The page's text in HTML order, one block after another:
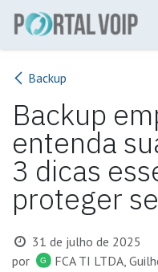
Pular para o conteúdo
Backup
Backup
entenda
3 dicas
proteger
31 de julho de 2025
por
FCA TI LTDA,